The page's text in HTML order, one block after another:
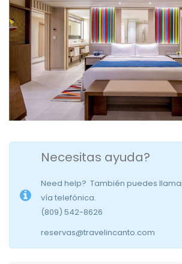
Necesitas ayuda?
Need help? ⁣⁣ También puedes
vía telefónica.
(809) 542-8626
reservas@travelincanto.com